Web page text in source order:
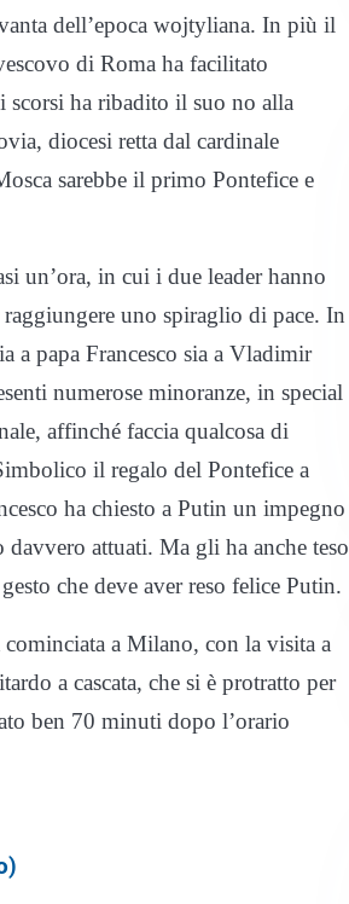
dell’epoca wojtyliana. In più il
di Roma ha facilitato
scorsi ha ribadito il suo no alla
diocesi retta dal cardinale
sarebbe il primo Pontefice e
un’ora, in cui i due leader hanno
uno spiraglio di pace. In
a papa Francesco sia a Vladimir
numerose minoranze, in special
affinché faccia qualcosa di
il regalo del Pontefice a
ha chiesto a Putin un impegno
attuati. Ma gli ha anche teso
che deve aver reso felice Putin.
a Milano, con la visita a
a cascata, che si è protratto per
ben 70 minuti dopo l’orario